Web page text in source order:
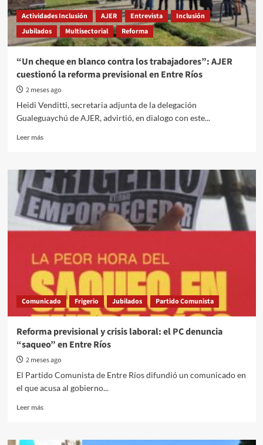
protegidos
por
Ley
Actividades Inclusión AJER Entrevista
Inclusión
Jubilados
Multisectorial Reforma
“Un cheque en blanco contra los trabajadores”: AJER
cuestionó la reforma previsional en Entre Ríos
2 meses ago
Heidi Venditti, secretaria adjunta de la delegación
Gualeguaychú de AJER, advirtió, en dialogo con este...
Leer másRead
“Un
cheque
en
blanco
contra
los
cuestionó
la
reforma
previsional
en
Entre
Comunicado Frigerio Jubilados Partido Comunista
Reforma previsional y crisis laboral: el PC denuncia
“saqueo” en Entre Ríos
2 meses ago
El Partido Comunista de Entre Ríos difundió un comunicado en
el que acusa al gobierno...
Leer másRead
Reforma